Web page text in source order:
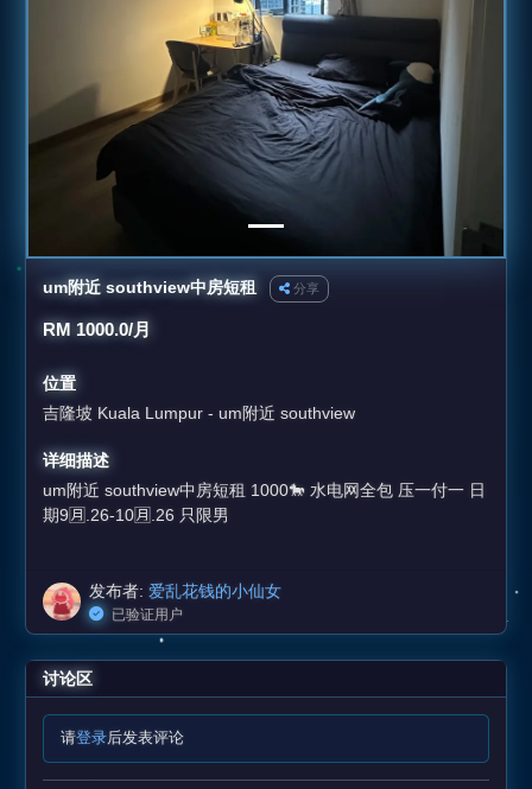
um附近 southview中房短租 分享
RM 1000.0/月
位置
吉隆坡 Kuala Lumpur - um附近 southview
详细描述
um附近 southview中房短租 1000🐎 水电网全包 压一付一 日
期9🈷️.26-10🈷️.26 只限男
发布者: 爱乱花钱的小仙女
已验证用户
讨论区
请登录后发表评论